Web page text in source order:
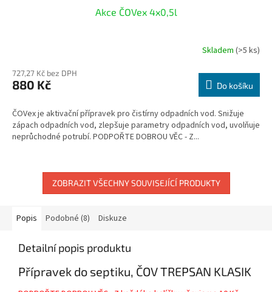
Akce ČOVex 4x0,5l
produktu
je
z
5
hvězdiček.
Skladem(>5 ks)
727,27 Kč bez DPH
880 Kč Do košíku
ČOVex je aktivační přípravek pro čistírny odpadních vod. Snižuje
zápach odpadních vod, zlepšuje parametry odpadních vod, uvolňuje
neprůchodné potrubí. PODPOŘTE DOBROU VĚC - Z...
ZOBRAZIT VŠECHNY SOUVISEJÍCÍ PRODUKTY
Popis Podobné (8) Diskuze
Detailní popis produktu
Přípravek do septiku, ČOV TREPSAN KLASIK